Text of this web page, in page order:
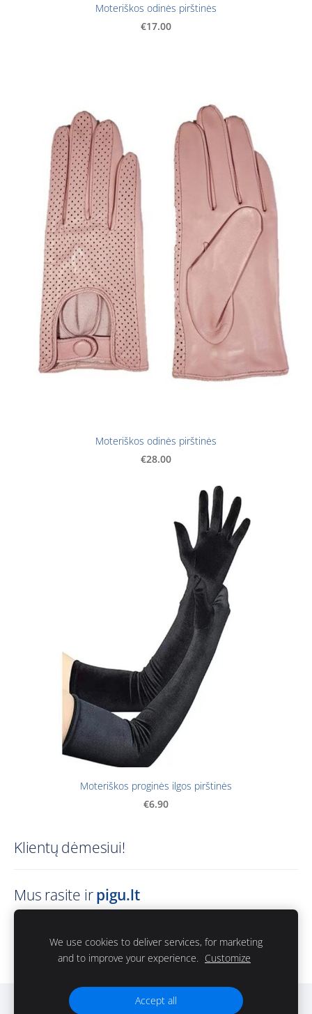
Klientų dėmesiui!
Mus rasite ir pigu.lt
Visas paslaugas jums suteiksime ir internetiniame
prekybos centrepigu.lt
Moteriškos odinės pirštinės
€17.00
Moteriškos odinės pirštinės
€28.00
Moteriškos proginės ilgos pirštinės
€6.90
Slapukai
We use cookies to deliver services, for marketing
and to improve your experience. Customize
Accept all